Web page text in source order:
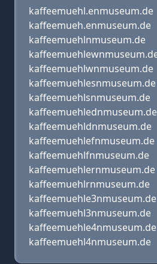
kaffeemuehl.enmuseum.de
kaffeemueh.enmuseum.de
kaffeemuehlnmuseum.de
kaffeemuehlwnmuseum.de
kaffeemuehlesnmuseum.de
kaffeemuehlsnmuseum.de
kaffeemuehlednmuseum.de
kaffeemuehldnmuseum.de
kaffeemuehlefnmuseum.de
kaffeemuehlfnmuseum.de
kaffeemuehlernmuseum.de
kaffeemuehlrnmuseum.de
kaffeemuehle3nmuseum.de
kaffeemuehl3nmuseum.de
kaffeemuehle4nmuseum.de
kaffeemuehl4nmuseum.de